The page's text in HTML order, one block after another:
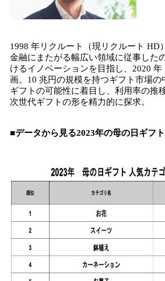
1998 年リクルート（現リクルート HD
金融にまたがる幅広い領域に従事した
けるイノベーションを目指し、2020
画。10 兆円の規模を持つギフト市場の
ギフトの可能性に着目し、利用率の推
次世代ギフトの形を精力的に探求。
■データから見る2023年の母の日ギフ